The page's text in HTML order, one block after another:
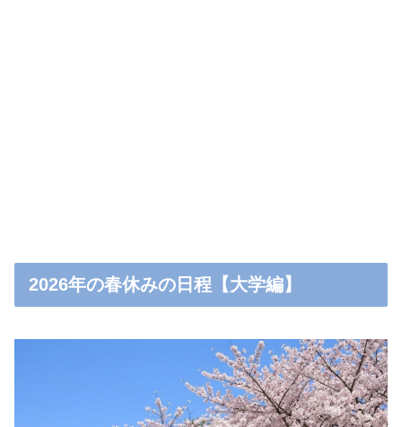
2026年の春休みの日程【大学編】